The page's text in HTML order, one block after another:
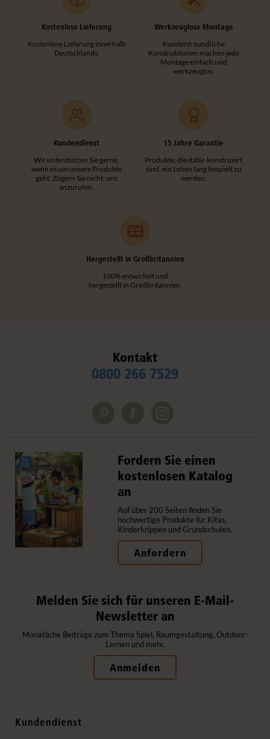
Kostenlose Lieferung
Kostenlose Lieferung innerhalb
Deutschlands.
Werkzeuglose Montage
Kundenfreundliche
Konstruktionen machen jede
Montage einfach und
werkzeuglos.
Kundendienst
Wir unterstützen Sie gerne,
wenn es um unsere Produkte
geht. Zögern Sie nicht, uns
anzurufen.
15 Jahre Garantie
Produkte, die dafür konstruiert
sind, ein Leben lang bespielt zu
werden.
Hergestellt in Großbritannien
100% entwickelt und
hergestellt in Großbritannien.
Kontakt
0800 266 7529
Fordern Sie einen
kostenlosen Katalog
an
Auf über 200 Seiten finden Sie
hochwertige Produkte für Kitas,
Kinderkrippen und Grundschulen.
Anfordern
Melden Sie sich für unseren E-Mail-
Newsletter an
Monatliche Beiträge zum Thema Spiel, Raumgestaltung, Outdoor-
Lernen und mehr.
Anmelden
Kundendienst